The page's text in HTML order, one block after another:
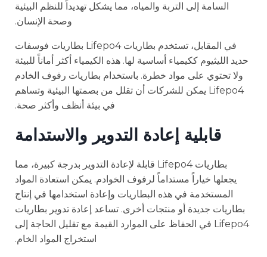
السامة إلى التربة والمياه، مما يشكل تهديداً للنظم البيئية
وصحة الإنسان.
في المقابل، تستخدم بطاريات Lifepo4 بطاريات فوسفات
حديد الليثيوم ككيمياء أساسية لها. هذه الكيمياء أكثر أماناً للبيئة
ولا تحتوي على مواد خطرة. باستخدام بطاريات رفوف الخادم
Lifepo4 يمكن للشركات أن تقلل من بصمتها البيئية وتساهم
في بيئة أنظف وأكثر صحة.
قابلية إعادة التدوير والاستدامة
بطاريات Lifepo4 قابلة لإعادة التدوير بدرجة كبيرة، مما
يجعلها خياراً مستداماً لرفوف الخوادم. يمكن استعادة المواد
المستخدمة في هذه البطاريات وإعادة استخدامها في إنتاج
بطاريات جديدة أو منتجات أخرى. تساعد إعادة تدوير بطاريات
Lifepo4 في الحفاظ على الموارد القيمة مع تقليل الحاجة إلى
استخراج المواد الخام.